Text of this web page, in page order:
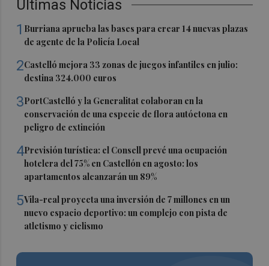
Últimas Noticias
1 Burriana aprueba las bases para crear 14 nuevas plazas
de agente de la Policía Local
2Castelló mejora 33 zonas de juegos infantiles en julio:
destina 324.000 euros
3PortCastelló y la Generalitat colaboran en la
conservación de una especie de flora autóctona en
peligro de extinción
4Previsión turística: el Consell prevé una ocupación
hotelera del 75% en Castellón en agosto: los
apartamentos alcanzarán un 89%
5Vila-real proyecta una inversión de 7 millones en un
nuevo espacio deportivo: un complejo con pista de
atletismo y ciclismo